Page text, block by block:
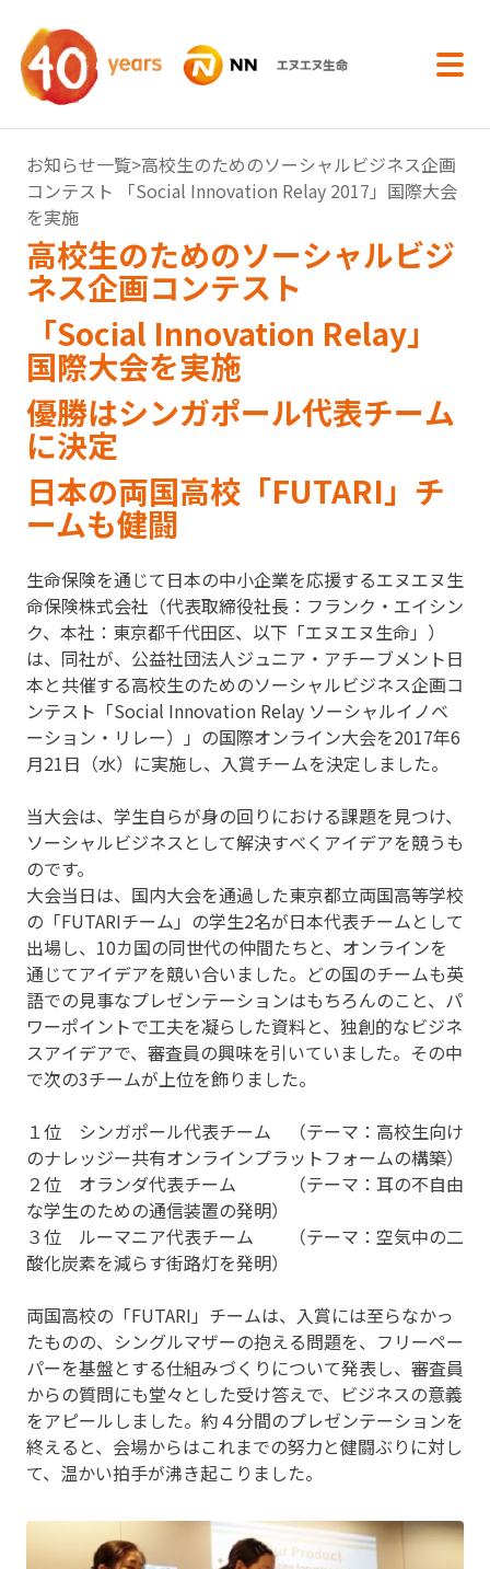
お知らせ一覧>高校生のためのソーシャルビジネス企画
コンテスト 「Social Innovation Relay 2017」国際大会
を実施
高校生のためのソーシャルビジ
ネス企画コンテスト
「Social Innovation Relay」
国際大会を実施
優勝はシンガポール代表チーム
に決定
日本の両国高校「FUTARI」チ
ームも健闘
生命保険を通じて日本の中小企業を応援するエヌエヌ生
命保険株式会社（代表取締役社長：フランク・エイシン
ク、本社：東京都千代田区、以下「エヌエヌ生命」）
は、同社が、公益社団法人ジュニア・アチーブメント日
本と共催する高校生のためのソーシャルビジネス企画コ
ンテスト「Social Innovation Relay ソーシャルイノベ
ーション・リレー）」の国際オンライン大会を2017年6
月21日（水）に実施し、入賞チームを決定しました。
当大会は、学生自らが身の回りにおける課題を見つけ、
ソーシャルビジネスとして解決すべくアイデアを競うも
のです。
大会当日は、国内大会を通過した東京都立両国高等学校
の「FUTARIチーム」の学生2名が日本代表チームとして
出場し、10カ国の同世代の仲間たちと、オンラインを
通じてアイデアを競い合いました。どの国のチームも英
語での見事なプレゼンテーションはもちろんのこと、パ
ワーポイントで工夫を凝らした資料と、独創的なビジネ
スアイデアで、審査員の興味を引いていました。その中
で次の3チームが上位を飾りました。
１位 シンガポール代表チーム （テーマ：高校生向け
のナレッジー共有オンラインプラットフォームの構築）
２位 オランダ代表チーム （テーマ：耳の不自由
な学生のための通信装置の発明）
３位 ルーマニア代表チーム （テーマ：空気中の二
酸化炭素を減らす街路灯を発明）
両国高校の「FUTARI」チームは、入賞には至らなかっ
たものの、シングルマザーの抱える問題を、フリーペー
パーを基盤とする仕組みづくりについて発表し、審査員
からの質問にも堂々とした受け答えで、ビジネスの意義
をアピールしました。約４分間のプレゼンテーションを
終えると、会場からはこれまでの努力と健闘ぶりに対し
て、温かい拍手が沸き起こりました。